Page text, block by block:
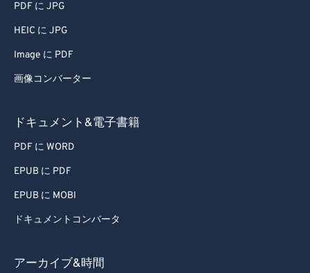
PDF に JPG
HEIC に JPG
Image に PDF
画像コンバーター
ドキュメント&電子書籍
PDF に WORD
EPUB に PDF
EPUB に MOBI
ドキュメントコンバータ
アーカイブ&時間